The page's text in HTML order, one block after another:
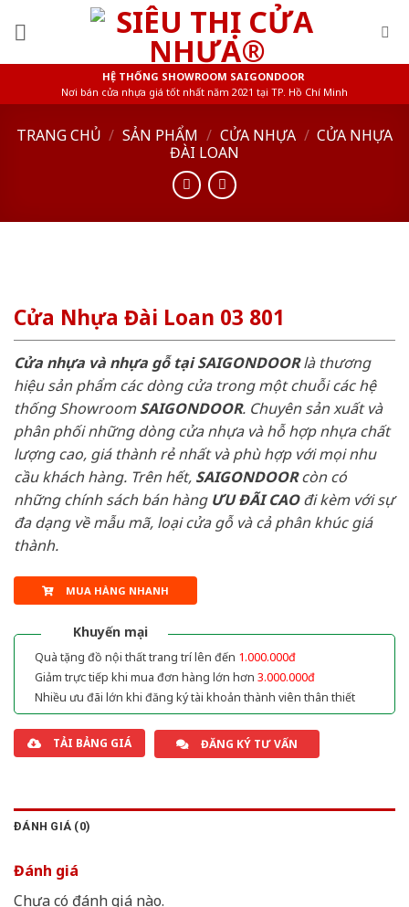
HỆ THỐNG SHOWROOM SAIGONDOOR
Nơi bán cửa nhựa giá tốt nhất năm 2021 tại TP. Hồ Chí Minh
TRANG CHỦ / SẢN PHẨM / CỬA NHỰA / CỬA NHỰA
ĐÀI LOAN
Cửa Nhựa Đài Loan 03 801
Cửa nhựa và nhựa gỗ tại SAIGONDOORlà thương
hiệu sản phẩm các dòng cửa trong một chuỗi các hệ
thống ShowroomSAIGONDOOR. Chuyên sản xuất và
phân phối những dòng cửa nhựa và hỗ hợp nhựa chất
lượng cao, giá thành rẻ nhất và phù hợp với mọi nhu
cầu khách hàng. Trên hết, SAIGONDOORcòn có
những chính sách bán hàng ƯU ĐÃI CAOđi kèm với sự
đa dạng về mẫu mã, loại cửa gỗ và cả phân khúc giá
thành.
MUA HÀNG NHANH
Khuyến mại
Quà tặng đồ nội thất trang trí lên đến 1.000.000đ
Giảm trực tiếp khi mua đơn hàng lớn hơn 3.000.000đ
Nhiều ưu đãi lớn khi đăng ký tài khoản thành viên thân thiết
TẢI BẢNG GIÁ ĐĂNG KÝ TƯ VẤN
ĐÁNH GIÁ (0)
Đánh giá
Chưa có đánh giá nào.